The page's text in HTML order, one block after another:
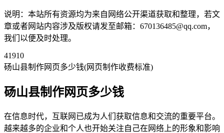
说明：本站所有资源均为来自网络公开渠道获取和整理，若文
章或者网站内容涉及版权请发至邮箱：670136485@qq.com，
我们以便及时处理。
41910
砀山县制作网页多少钱(网页制作收费标准)
砀山县制作网页多少钱
在信息时代，互联网已成为人们获取信息和交流的重要平台。
越来越多的企业和个人也开始关注自己在网络上的形象和影响